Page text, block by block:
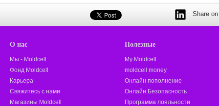
Share
О нас
Мы - Moldcell
Фонд Moldcell
Карьера
Свяжитесь с нами
Магазины Moldcell
Полезные
My Moldcell
moldcell money
Онлайн пополнение
Онлайн Безопасность
Программа лояльности